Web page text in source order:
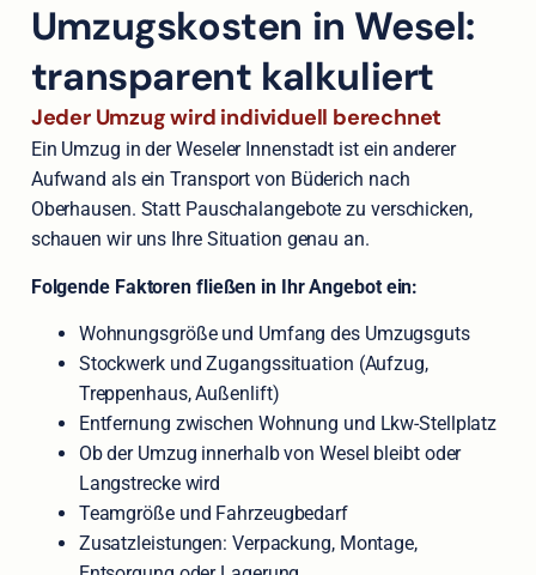
Umzugskosten in Wesel:
transparent kalkuliert
Jeder Umzug wird individuell berechnet
Ein Umzug in der Weseler Innenstadt ist ein anderer
Aufwand als ein Transport von Büderich nach
Oberhausen. Statt Pauschalangebote zu verschicken,
schauen wir uns Ihre Situation genau an.
Folgende Faktoren fließen in Ihr Angebot ein:
Wohnungsgröße und Umfang des Umzugsguts
Stockwerk und Zugangssituation (Aufzug,
Treppenhaus, Außenlift)
Entfernung zwischen Wohnung und Lkw-Stellplatz
Ob der Umzug innerhalb von Wesel bleibt oder
Langstrecke wird
Teamgröße und Fahrzeugbedarf
Zusatzleistungen: Verpackung, Montage,